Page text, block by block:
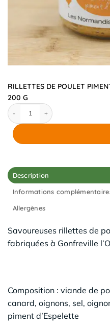
RILLETTES DE POULET
200 G
quantité de RILLETTES DE POULET
Description
Informations
Allergènes
Savoureuses rillettes de
fabriquées à Gonfreville
Composition : viande de
canard, oignons, sel,
piment d’Espelette